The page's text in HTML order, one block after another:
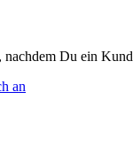
Du ein
an